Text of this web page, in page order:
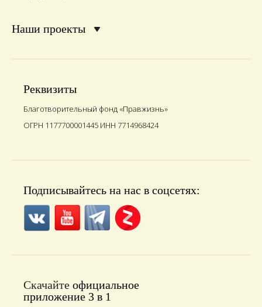
Наши проекты
Реквизиты
Благотворительный фонд «Правжизнь»
ОГРН 1177700001445 ИНН 7714968424
Подписывайтесь на нас в соцсетях:
Скачайте официальное
приложение 3 в 1